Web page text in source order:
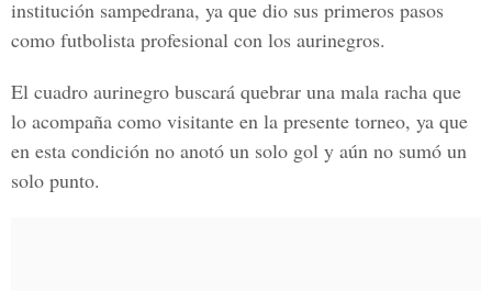
institución sampedrana, ya que dio sus primeros pasos
como futbolista profesional con los aurinegros.
El cuadro aurinegro buscará quebrar una mala racha que
lo acompaña como visitante en la presente torneo, ya que
en esta condición no anotó un solo gol y aún no sumó un
solo punto.